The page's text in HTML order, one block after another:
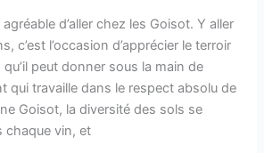
d’aller chez les Goisot. Y aller
c’est l’occasion d’apprécier le terroir
peut donner sous la main de
qui travaille dans le respect absolu de
Goisot, la diversité des sols se
chaque vin, et